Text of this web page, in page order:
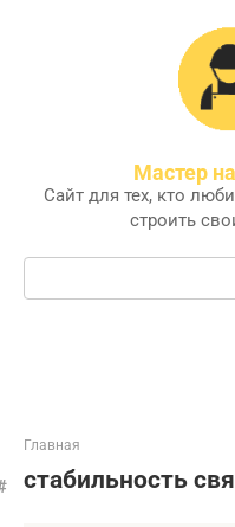
Мастер
Сайт для тех, кто
строить
Поиск:
Главная
стабильность